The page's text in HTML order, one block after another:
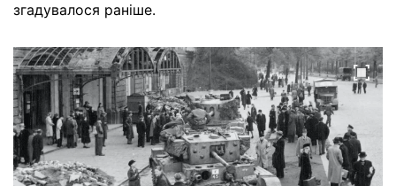
згадувалося раніше.